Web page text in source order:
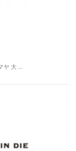
ヤ 大 …